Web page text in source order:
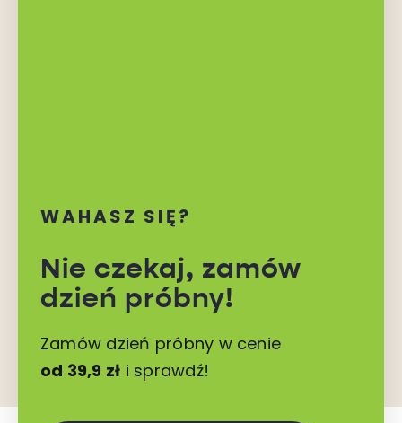
WAHASZ SIĘ?
Nie czekaj, zamów
dzień próbny!
Zamów dzień próbny w cenie
od 39,9 zł i sprawdź!